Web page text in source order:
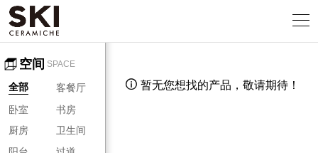
空间 SPACE
全部
客餐厅
卧室
书房
厨房
卫生间
 暂无您想找的产品，敬请期待！